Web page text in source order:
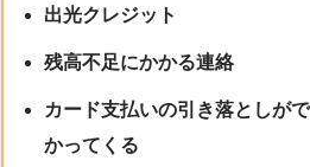
出光クレジット
残高不足にかかる連絡
カード支払いの引き落としが
かってくる